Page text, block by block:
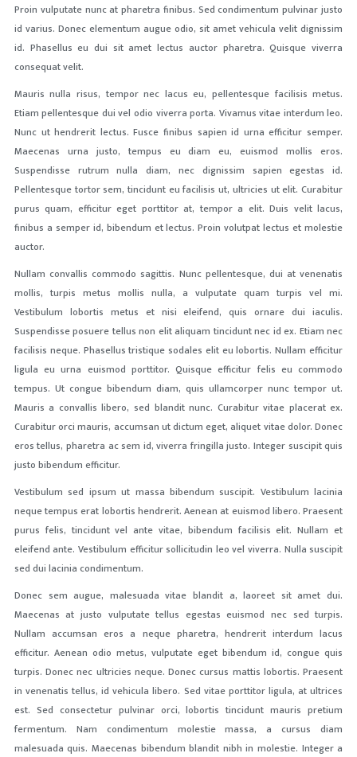
Proin vulputate nunc at pharetra finibus. Sed condimentum pulvinar justo
id varius. Donec elementum augue odio, sit amet vehicula velit dignissim
id. Phasellus eu dui sit amet lectus auctor pharetra. Quisque viverra
consequat velit.
Mauris nulla risus, tempor nec lacus eu, pellentesque facilisis metus.
Etiam pellentesque dui vel odio viverra porta. Vivamus vitae interdum leo.
Nunc ut hendrerit lectus. Fusce finibus sapien id urna efficitur semper.
Maecenas urna justo, tempus eu diam eu, euismod mollis eros.
Suspendisse rutrum nulla diam, nec dignissim sapien egestas id.
Pellentesque tortor sem, tincidunt eu facilisis ut, ultricies ut elit. Curabitur
purus quam, efficitur eget porttitor at, tempor a elit. Duis velit lacus,
finibus a semper id, bibendum et lectus. Proin volutpat lectus et molestie
auctor.
Nullam convallis commodo sagittis. Nunc pellentesque, dui at venenatis
mollis, turpis metus mollis nulla, a vulputate quam turpis vel mi.
Vestibulum lobortis metus et nisi eleifend, quis ornare dui iaculis.
Suspendisse posuere tellus non elit aliquam tincidunt nec id ex. Etiam nec
facilisis neque. Phasellus tristique sodales elit eu lobortis. Nullam efficitur
ligula eu urna euismod porttitor. Quisque efficitur felis eu commodo
tempus. Ut congue bibendum diam, quis ullamcorper nunc tempor ut.
Mauris a convallis libero, sed blandit nunc. Curabitur vitae placerat ex.
Curabitur orci mauris, accumsan ut dictum eget, aliquet vitae dolor. Donec
eros tellus, pharetra ac sem id, viverra fringilla justo. Integer suscipit quis
justo bibendum efficitur.
Vestibulum sed ipsum ut massa bibendum suscipit. Vestibulum lacinia
neque tempus erat lobortis hendrerit. Aenean at euismod libero. Praesent
purus felis, tincidunt vel ante vitae, bibendum facilisis elit. Nullam et
eleifend ante. Vestibulum efficitur sollicitudin leo vel viverra. Nulla suscipit
sed dui lacinia condimentum.
Donec sem augue, malesuada vitae blandit a, laoreet sit amet dui.
Maecenas at justo vulputate tellus egestas euismod nec sed turpis.
Nullam accumsan eros a neque pharetra, hendrerit interdum lacus
efficitur. Aenean odio metus, vulputate eget bibendum id, congue quis
turpis. Donec nec ultricies neque. Donec cursus mattis lobortis. Praesent
in venenatis tellus, id vehicula libero. Sed vitae porttitor ligula, at ultrices
est. Sed consectetur pulvinar orci, lobortis tincidunt mauris pretium
fermentum. Nam condimentum molestie massa, a cursus diam
malesuada quis. Maecenas bibendum blandit nibh in molestie. Integer a